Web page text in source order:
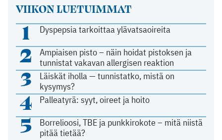
VIIKON LUETUIMMAT
1 Dyspepsia tarkoittaa ylävatsaoireita
2
Ampiaisen pisto – näin hoidat pistoksen ja
tunnistat vakavan allergisen reaktion
3
Läiskät iholla — tunnistatko, mistä on
kysymys?
4 Palleatyrä: syyt, oireet ja hoito
5
Borrelioosi, TBE ja punkkirokote – mitä niistä
pitää tietää?